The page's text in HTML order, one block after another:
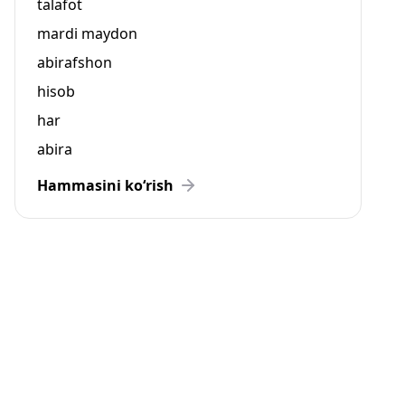
talafot
mardi maydon
abirafshon
hisob
har
abira
Hammasini ko‘rish